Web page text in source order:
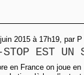
2015 à 17h19, par P
STOP EST UN
en France on joue